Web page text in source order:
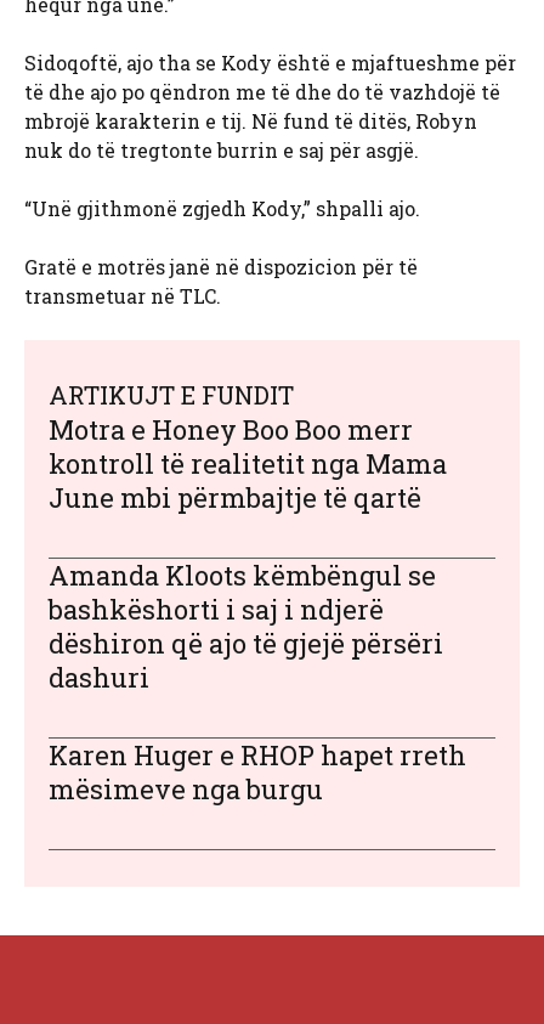
Sidoqoftë, ajo tha se Kody është e mjaftueshme për
të dhe ajo po qëndron me të dhe do të vazhdojë të
mbrojë karakterin e tij. Në fund të ditës, Robyn
nuk do të tregtonte burrin e saj për asgjë.
“Unë gjithmonë zgjedh Kody,” shpalli ajo.
Gratë e motrës janë në dispozicion për të
transmetuar në TLC.
ARTIKUJT E FUNDIT
Motra e Honey Boo Boo merr
kontroll të realitetit nga Mama
June mbi përmbajtje të qartë
Amanda Kloots këmbëngul se
bashkëshorti i saj i ndjerë
dëshiron që ajo të gjejë përsëri
dashuri
Karen Huger e RHOP hapet rreth
mësimeve nga burgu